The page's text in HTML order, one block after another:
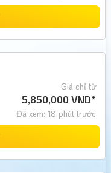
Giá chỉ từ
5,850,000 VND*
Đã xem: 18 phút trước